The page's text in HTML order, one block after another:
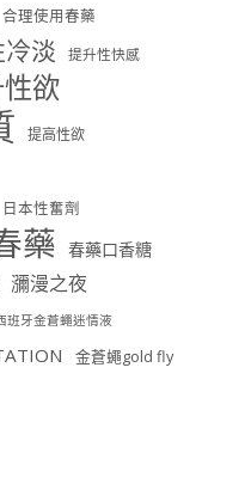
合理使用春藥
淡 提升性快感
欲
提高性欲
日本性奮劑
藥 春藥口香糖
瀰漫之夜
班牙金蒼蠅迷情液
金蒼蠅gold fly